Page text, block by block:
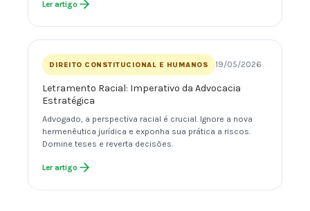
Ler artigo
DIREITO CONSTITUCIONAL E HUMANOS 19/05/2026
Letramento Racial: Imperativo da Advocacia
Estratégica
Advogado, a perspectiva racial é crucial. Ignore a nova
hermenêutica jurídica e exponha sua prática a riscos.
Domine teses e reverta decisões.
Ler artigo